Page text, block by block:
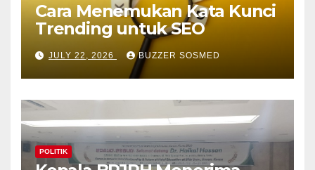
Cara Menemukan Kata Kunci
Trending untuk SEO
JULY 22, 2026 BUZZER SOSMED
POLITIK